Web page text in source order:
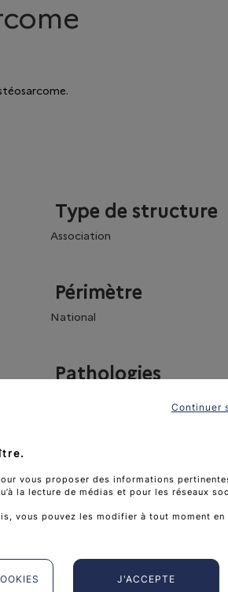
Type de structure
Association
Périmètre
National
Pathologies
Tous les publics
Soutien à la recherche
Informations sur le cancer et
vous proposer des informations
la lecture de médias et pour les réseaux
vous pouvez les modifier à tout moment en
J'ACCEPTE
Continuer